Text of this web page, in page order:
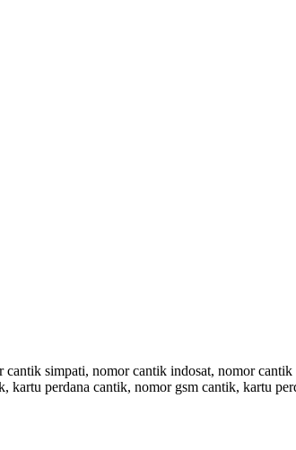
simpati, nomor cantik indosat, nomor
perdana cantik, nomor gsm cantik, kartu